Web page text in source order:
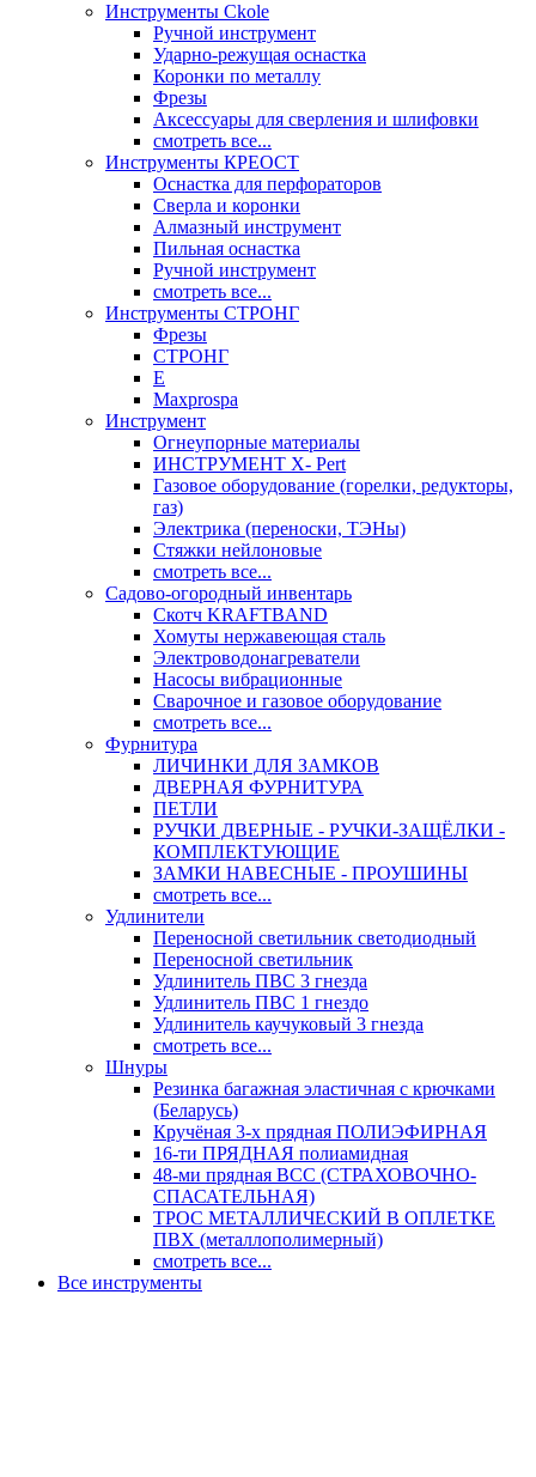
Инструменты Ckole
Ручной инструмент
Ударно‑режущая оснастка
Коронки по металлу
Фрезы
Аксессуары для сверления и шлифовки
смотреть все...
Инструменты КРЕОСТ
Оснастка для перфораторов
Сверла и коронки
Алмазный инструмент
Пильная оснастка
Ручной инструмент
смотреть все...
Инструменты СТРОНГ
Фрезы
СТРОНГ
Е
Maxprospa
Инструмент
Огнеупорные материалы
ИНСТРУМЕНТ X- Pert
Газовое оборудование (горелки, редукторы,
газ)
Электрика (переноски, ТЭНы)
Стяжки нейлоновые
смотреть все...
Садово-огородный инвентарь
Скотч KRAFTBAND
Хомуты нержавеющая сталь
Электроводонагреватели
Насосы вибрационные
Сварочное и газовое оборудование
смотреть все...
Фурнитура
ЛИЧИНКИ ДЛЯ ЗАМКОВ
ДВЕРНАЯ ФУРНИТУРА
ПЕТЛИ
РУЧКИ ДВЕРНЫЕ - РУЧКИ-ЗАЩЁЛКИ -
КОМПЛЕКТУЮЩИЕ
ЗАМКИ НАВЕСНЫЕ - ПРОУШИНЫ
смотреть все...
Удлинители
Переносной светильник светодиодный
Переносной светильник
Удлинитель ПВС 3 гнезда
Удлинитель ПВС 1 гнездо
Удлинитель каучуковый 3 гнезда
смотреть все...
Шнуры
Резинка багажная эластичная с крючками
(Беларусь)
Кручёная 3-х прядная ПОЛИЭФИРНАЯ
16-ти ПРЯДНАЯ полиамидная
48-ми прядная ВСС (СТРАХОВОЧНО-
СПАСАТЕЛЬНАЯ)
ТРОС МЕТАЛЛИЧЕСКИЙ В ОПЛЕТКЕ
ПВХ (металлополимерный)
смотреть все...
Все инструменты